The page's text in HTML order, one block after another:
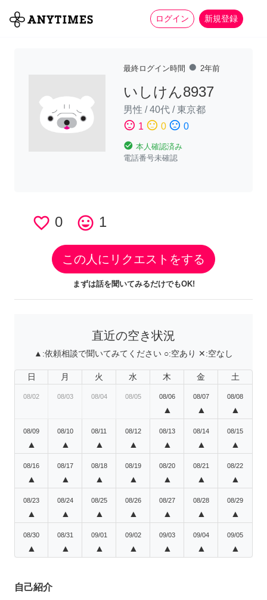
ログイン 新規登録
全て 家事 more_horiz
最終ログイン時間 fiber_manual_record 2年前
いしけん8937
男性 /40代 /東京都
sentiment_satisfied 1 sentiment_neutral 0 sentiment_dissatisfied 0
check_circle 本人確認済み
電話番号未確認
favorite_border 0 tag_faces 1
この人にリクエストをする
まずは話を聞いてみるだけでもOK!
直近の空き状況
▲:依頼相談で聞いてみてください ○:空あり ✕:空なし
日 月 火 水 木 金 土
08/02 08/03 08/04 08/05 08/06
▲
08/07
▲
08/08
▲
08/09
▲
08/10
▲
08/11
▲
08/12
▲
08/13
▲
08/14
▲
08/15
▲
08/16
▲
08/17
▲
08/18
▲
08/19
▲
08/20
▲
08/21
▲
08/22
▲
08/23
▲
08/24
▲
08/25
▲
08/26
▲
08/27
▲
08/28
▲
08/29
▲
08/30
▲
08/31
▲
09/01
▲
09/02
▲
09/03
▲
09/04
▲
09/05
▲
自己紹介